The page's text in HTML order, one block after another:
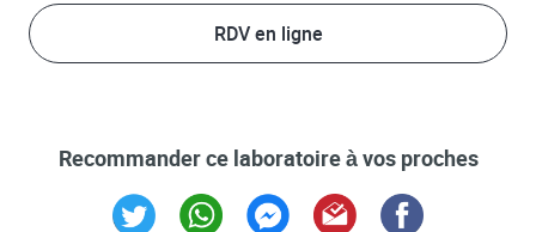
RDV en ligne
Recommander ce laboratoire à vos proches